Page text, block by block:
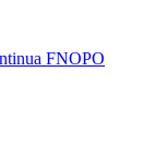
FNOPO